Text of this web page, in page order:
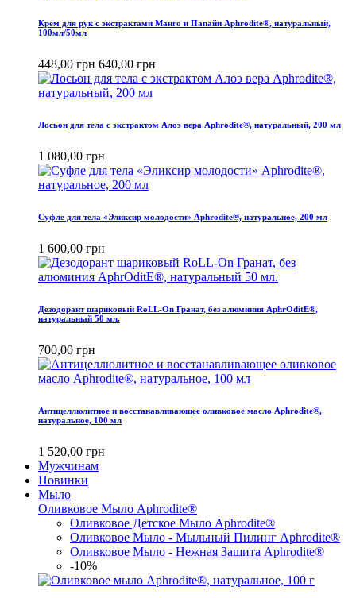
Крем для рук с экстрактами Манго и Папайи Aphrodite®, натуральный,
100мл/50мл
448,00 грн 640,00 грн
Лосьон для тела с экстрактом Алоэ вера Aphrodite®, натуральный, 200 мл
1 080,00 грн
Cуфле для тела «Эликсир молодости» Aphrodite®, натуральное, 200 мл
1 600,00 грн
Дезодорант шариковый RoLL-On Гранат, без алюминия AphrOditE®,
натуральный 50 мл.
700,00 грн
Антицеллюлитное и восстанавливающее оливковое масло Aphrodite®,
натуральное, 100 мл
1 520,00 грн
Мужчинам
Новинки
Мыло
Оливковое Мыло Aphrodite®
Оливковое Детское Мыло Aphrodite®
Оливковое Мыло - Мыльный Пилинг Aphrodite®
Оливковое Мыло - Нежная Защита Aphrodite®
-10%